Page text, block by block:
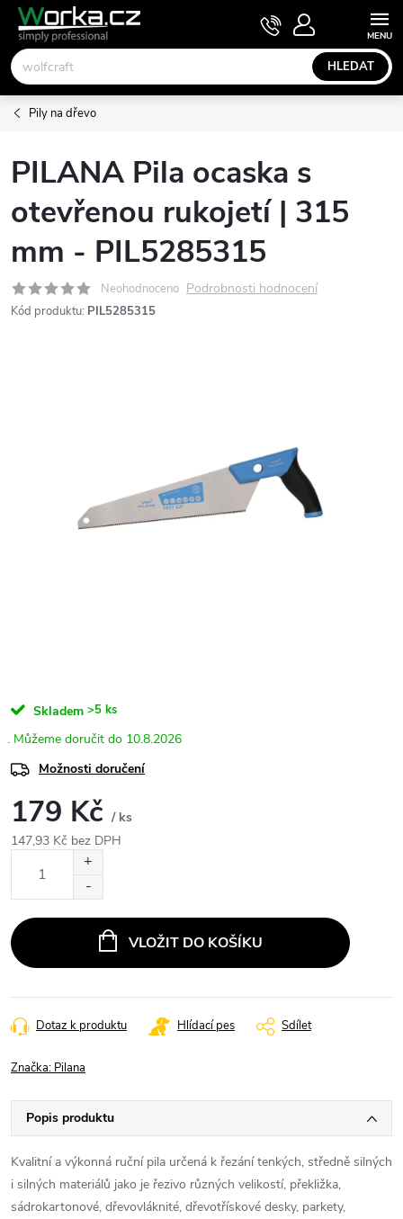
Přejít
obsah
HLEDAT
NÁKUPNÍ
KOŠÍK
Pily na dřevo
PILANA Pila ocaska s
otevřenou rukojetí | 315
mm - PIL5285315
Neohodnoceno Podrobnosti hodnocení
Kód produktu: PIL5285315
Skladem >5 ks
10.8.2026
Možnosti doručení
179 Kč / ks
147,93 Kč bez DPH
VLOŽIT DO KOŠÍKU
Dotaz k produktu Hlídací pes Sdílet
Značka: Pilana
Popis produktu
Kvalitní a výkonná ruční pila určená k řezání tenkých, středně silných
i silných materiálů jako je řezivo různých velikostí, překližka,
sádrokartonové, dřevovláknité, dřevotřískové desky, parkety,